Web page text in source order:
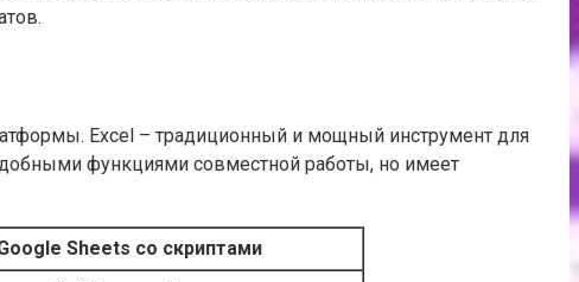
Excel – традиционный и мощный инструмент для
функциями совместной работы, но имеет
Sheets со скриптами